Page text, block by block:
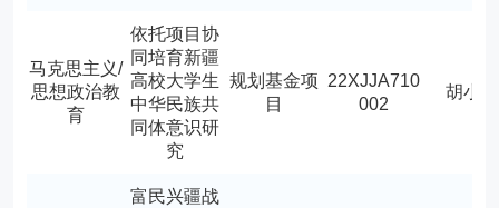
马克思主义/
思想政治教
育
依托项目协
同培育新疆
高校大学生
中华民族共
同体意识研
究
规划基金项
目
22XJJA710
002
胡小青
富民兴疆战